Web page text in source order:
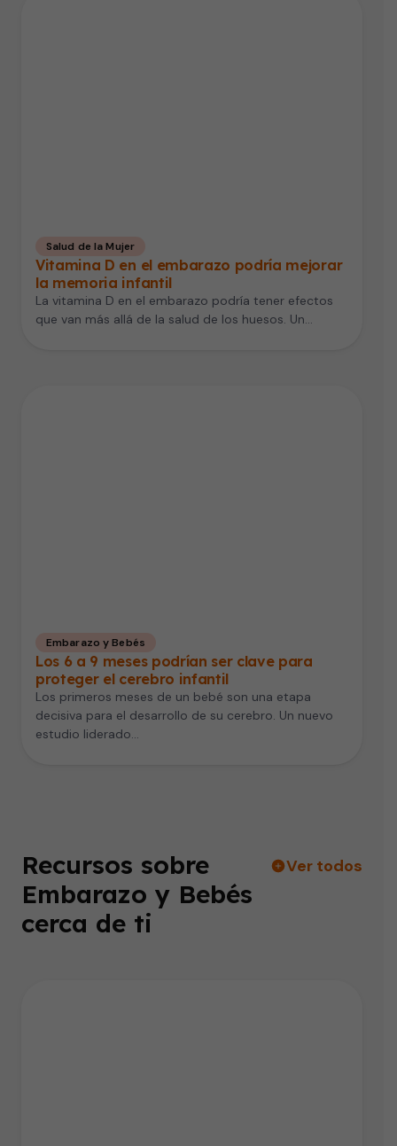
Salud de la Mujer
Vitamina D en el embarazo podría mejorar
la memoria infantil
La vitamina D en el embarazo podría tener efectos
que van más allá de la salud de los huesos. Un…
Embarazo y Bebés
Los 6 a 9 meses podrían ser clave para
proteger el cerebro infantil
Los primeros meses de un bebé son una etapa
decisiva para el desarrollo de su cerebro. Un nuevo
estudio liderado…
Recursos sobre
Embarazo y Bebés
cerca de ti
Ver todos